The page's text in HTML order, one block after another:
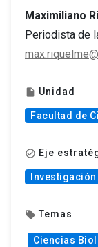
Maximiliano
Periodista de
insert_drive_file Unidad
Facultad de
check_circle_outline Eje
local_offer Temas
Ciencias